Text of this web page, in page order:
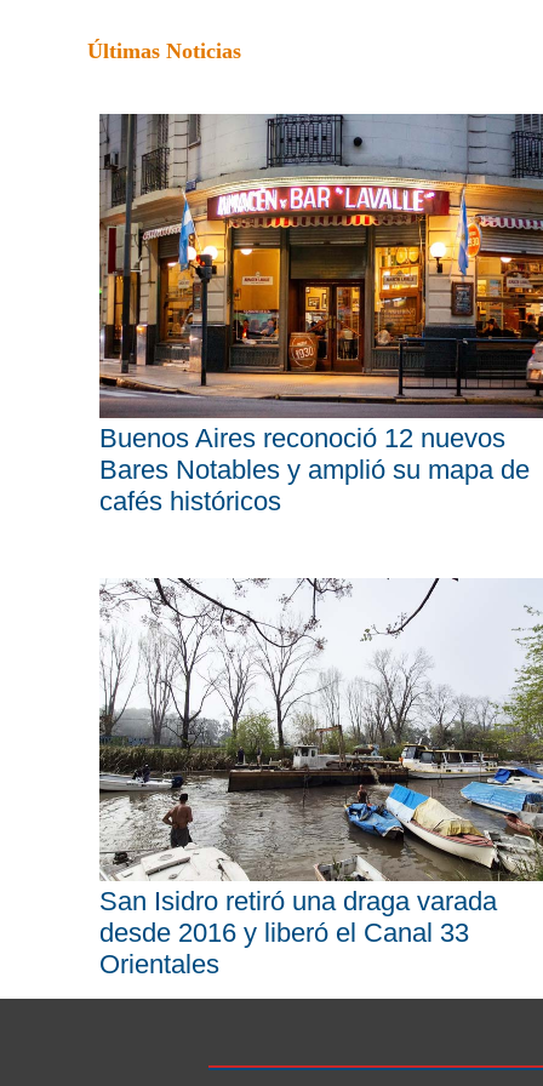
Últimas Noticias
Buenos Aires reconoció 12 nuevos
Bares Notables y amplió su mapa de
cafés históricos
San Isidro retiró una draga varada
desde 2016 y liberó el Canal 33
Orientales